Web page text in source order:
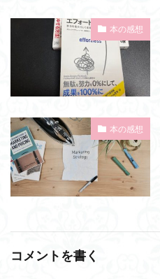
本の感想
本の感想
コメントを書く